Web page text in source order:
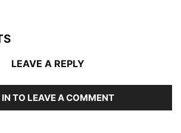
LEAVE A REPLY
IN TO LEAVE A COMMENT